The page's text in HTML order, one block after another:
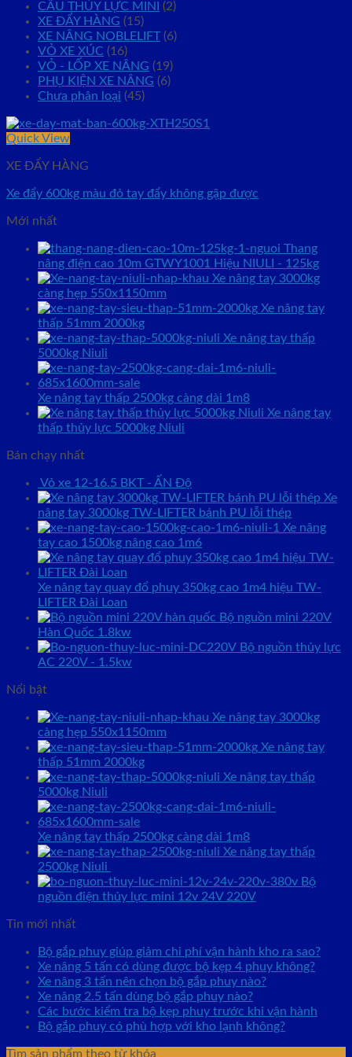
CẨU THỦY LỰC MINI
(2)
XE ĐẨY HÀNG (15)
XE NÂNG NOBLELIFT (6)
VỎ XE XÚC (16)
VỎ - LỐP XE NÂNG (19)
PHỤ KIỆN XE NÂNG (6)
Chưa phân loại (45)
Quick View
XE ĐẨY HÀNG
Xe đẩy 600kg màu đỏ tay đẩy không gập được
Mới nhất
Thang
nâng điện cao 10m GTWY1001 Hiệu NIULI - 125kg
Xe nâng tay 3000kg
càng hẹp 550x1150mm
Xe nâng tay
thấp 51mm 2000kg
Xe nâng tay thấp
5000kg Niuli
Xe nâng tay thấp 2500kg càng dài 1m8
Xe nâng tay
thấp thủy lực 5000kg Niuli
Bán chạy nhất
Vỏ xe 12-16.5 BKT - ẤN Độ
Xe
nâng tay 3000kg TW-LIFTER bánh PU lỗi thép
Xe nâng
tay cao 1500kg nâng cao 1m6
Xe nâng tay quay đổ phuy 350kg cao 1m4 hiệu TW-
LIFTER Đài Loan
Bộ nguồn mini 220V
Hàn Quốc 1.8kw
Bộ nguồn thủy lực
AC 220V - 1.5kw
Nổi bật
Xe nâng tay 3000kg
càng hẹp 550x1150mm
Xe nâng tay
thấp 51mm 2000kg
Xe nâng tay thấp
5000kg Niuli
Xe nâng tay thấp 2500kg càng dài 1m8
Xe nâng tay thấp
2500kg Niuli
Bộ
nguồn điện thủy lực mini 12v 24V 220V
Tin mới nhất
Bộ gắp phuy giúp giảm chi phí vận hành kho ra sao?
Xe nâng 5 tấn có dùng được bộ kẹp 4 phuy không?
Xe nâng 3 tấn nên chọn bộ gắp phuy nào?
Xe nâng 2.5 tấn dùng bộ gắp phuy nào?
Các bước kiểm tra bộ kẹp phuy trước khi vận hành
Bộ gắp phuy có phù hợp với kho lạnh không?
Tìm sản phẩm theo từ khóa